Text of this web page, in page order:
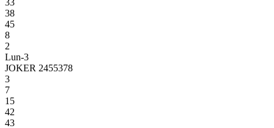
38
45
8
2
Lun-3
JOKER 2455378
3
7
15
42
43